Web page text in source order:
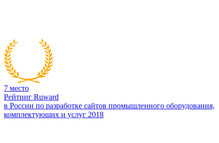
7 место
Рейтинг Ruward
в России по разработке сайтов промышленного оборудования,
комплектующих и услуг 2018